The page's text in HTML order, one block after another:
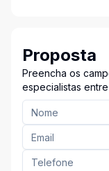
Proposta
Preencha os
especialistas